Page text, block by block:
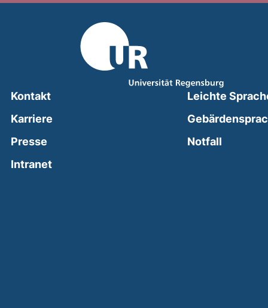
Kontakt
Karriere
Presse
Intranet(external link, opens in a new window)
Leichte
Notfall